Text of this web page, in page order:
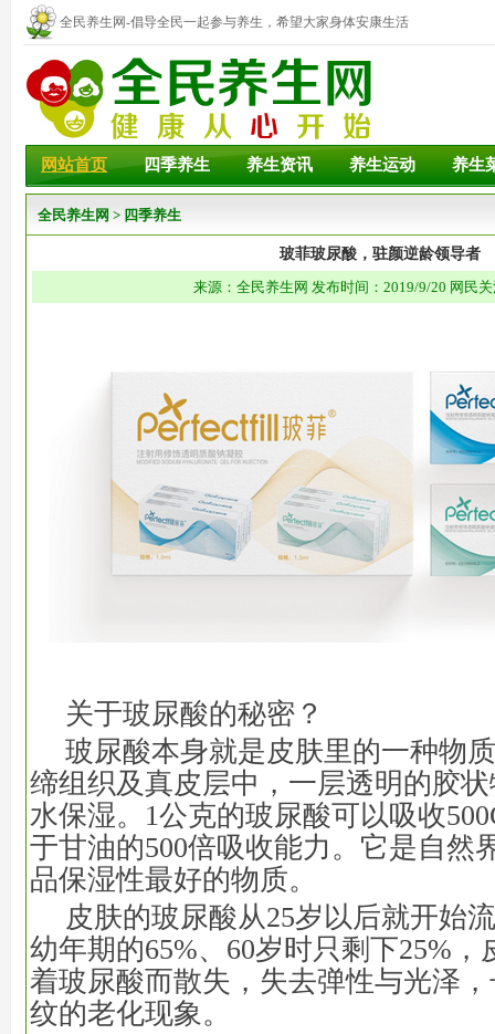
全民养生网-倡导全民一起参与养生，希望大家身体安康生活
幸福！
网站首页 四季养生 养生资讯 养生运动 养生
全民养生网 > 四季养生
玻菲玻尿酸，驻颜逆龄领导者
来源：全民养生网 发布时间：2019/9/20 网民
关于玻尿酸的秘密？
玻尿酸本身就是皮肤里的一种物
缔组织及真皮层中，一层透明的胶
水保湿。1公克的玻尿酸可以吸收
于甘油的500倍吸收能力。它是自然
品保湿性最好的物质。
皮肤的玻尿酸从25岁以后就开始
幼年期的65%、60岁时只剩下25%
着玻尿酸而散失，失去弹性与光泽
纹的老化现象。